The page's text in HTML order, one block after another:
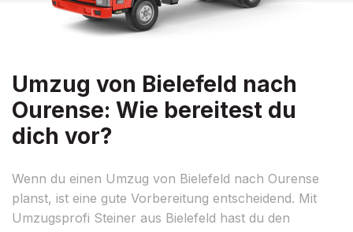
Umzug von Bielefeld nach
Ourense: Wie bereitest du
dich vor?
Wenn du einen Umzug von Bielefeld nach Ourense
planst, ist eine gute Vorbereitung entscheidend. Mit
Umzugsprofi Steiner aus Bielefeld hast du den